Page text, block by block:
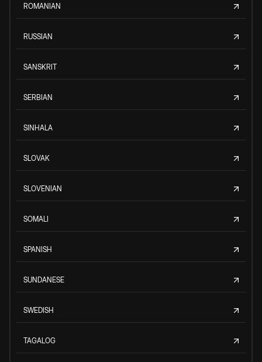
ROMANIAN
RUSSIAN
SANSKRIT
SERBIAN
SINHALA
SLOVAK
SLOVENIAN
SOMALI
SPANISH
SUNDANESE
SWEDISH
TAGALOG